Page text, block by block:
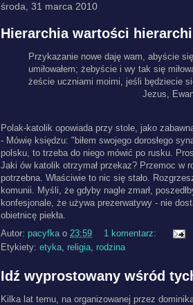
środa, 31 marca 2010
Hierarchia wartości
Przykazanie nowe daję wam, abyście
umiłowałem; żebyście i wy tak się
żeście uczniami moimi, jeśli będziecie
Jezus,
Polak-katolik opowiada przy stole, jako
- Mówię księdzu: "biłem swojego dorosłego
polsku, to trzeba do niego mówić po rusku.
Jaki ów katolik otrzymał przekaz? Przemoc w
potrzebna. Właściwie to nic się stało.
komunii. Myśli, że gdyby nagle zmarł,
konfesjonale, że używa prezerwatywy - nie
obietnicę piekła.
Autor: pacyfka o 23:59
1 komentarz:
Etykiety: etyka religia rodzina
Idź wyprostowany wśród
Kilka lat temu, na organizowanej przez